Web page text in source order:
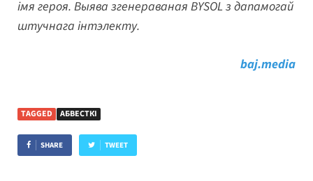
імя героя. Выява згенераваная BYSOL з дапамогай
штучнага інтэлекту.
baj.media
TAGGED АБВЕСТКІ
SHARE TWEET